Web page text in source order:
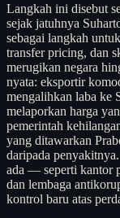
Langkah ini disebut
sejak jatuhnya
sebagai langkah
transfer pricing, dan
merugikan negara
nyata: eksportir
mengalihkan laba ke
melaporkan harga
pemerintah
yang ditawarkan
daripada
ada — seperti kantor
dan lembaga
kontrol baru atas